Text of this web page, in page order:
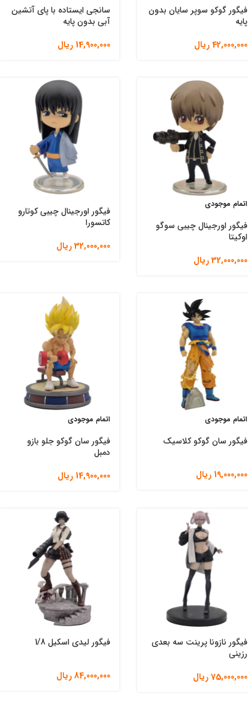
فیگور گوکو سوپر سایان بدون
پایه
42,000,000ریال
سانجی ایستاده با پای آتشین
آبی بدون پایه
14,900,000 ریال
اتمام موجودی
فیگور اورجینال چیبی سوگو
اوکیتا
32,000,000ریال
فیگور اورجینال چیبی کوتارو
کاتسورا
32,000,000ریال
اتمام موجودی
فیگور سان گوکو کلاسیک
19,000,000 ریال
اتمام موجودی
فیگور سان گوکو جلو بازو
دمبل
14,900,000 ریال
فیگور نازونا پرینت سه بعدی
رزینی
75,000,000ریال
فیگور لیدی اسکیل 1/8
84,000,000ریال